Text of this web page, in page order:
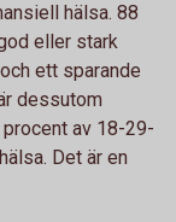
hälsa. 88
eller stark
ett sparande
dessutom
av 18-29-
Det är en